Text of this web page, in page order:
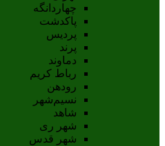
چهاردانگه
پاکدشت
پردیس
پرند
دماوند
رباط کریم
رودهن
نسيم‌شهر
شاهد
شهر ری
شهر قدس